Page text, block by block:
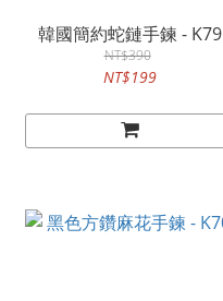
韓國簡約蛇鏈手鍊 - K79
NT$390
NT$199